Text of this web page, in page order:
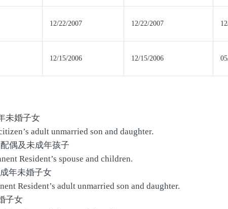
12/22/2007 12/22/2007
12/15/2006 12/15/2006
未婚子女
adult unmarried son and daughter.
偶及未成年孩子
Resident’s spouse and children.
年未婚子女
Resident’s adult unmarried son and daughter.
子女